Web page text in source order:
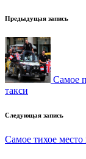
Навигация
записи
Предыдущая запись
Самое
такси
Следующая запись
Самое тихое место